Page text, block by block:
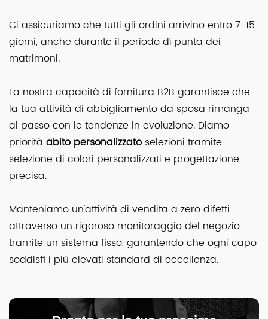
Ci assicuriamo che tutti gli ordini arrivino entro 7-15
giorni, anche durante il periodo di punta dei
matrimoni.
La nostra capacità di fornitura B2B garantisce che
la tua attività di abbigliamento da sposa rimanga
al passo con le tendenze in evoluzione. Diamo
priorità abito personalizzato selezioni tramite
selezione di colori personalizzati e progettazione
precisa.
Manteniamo un'attività di vendita a zero difetti
attraverso un rigoroso monitoraggio del negozio
tramite un sistema fisso, garantendo che ogni capo
soddisfi i più elevati standard di eccellenza.